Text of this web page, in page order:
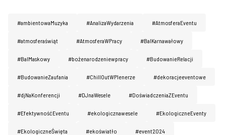
#ambientowaMuzyka #AnalizaWydarzenia #AtmosferaEventu
#atmosferaświąt #AtmosferaWPracy #BalKarnawałowy
#BalMaskowy #bożenarodzeniewpracy #BudowanieRelacji
#BudowanieZaufania #ChillOutWPlenerze #dekoracjeeventowe
#djNaKonferencji #DJnaWesele #DoświadczeniaZEventu
#EfektywnośćEventu #ekologicznawesele #EkologiczneEventy
#EkologiczneŚwięta #ekoświatło #event2024